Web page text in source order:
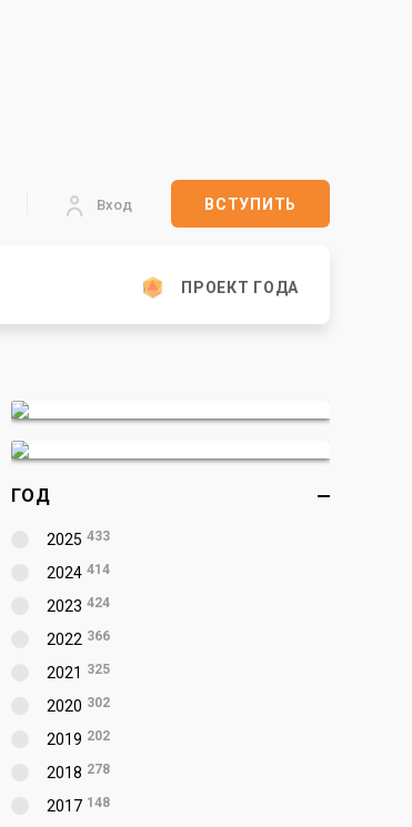
Вход ВСТУПИТЬ
ПРОЕКТ ГОДА
ГОД
2025 433
2024 414
2023 424
2022 366
2021 325
2020 302
2019 202
2018 278
2017 148